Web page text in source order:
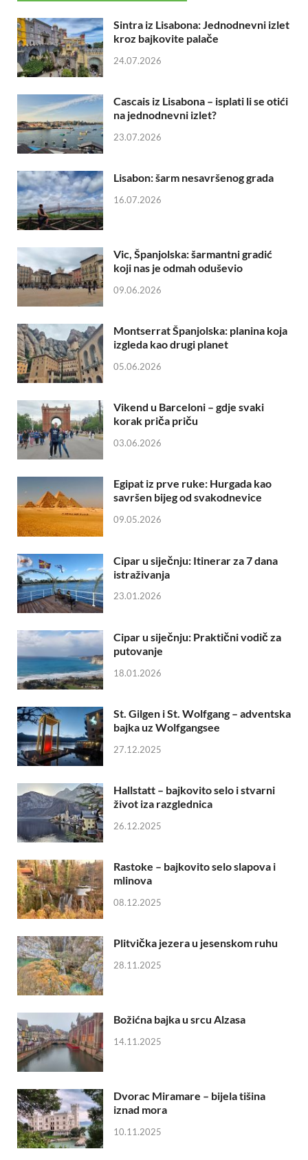
Sintra iz Lisabona: Jednodnevni izlet
kroz bajkovite palače
24.07.2026
Cascais iz Lisabona – isplati li se otići
na jednodnevni izlet?
23.07.2026
Lisabon: šarm nesavršenog grada
16.07.2026
Vic, Španjolska: šarmantni gradić
koji nas je odmah oduševio
09.06.2026
Montserrat Španjolska: planina koja
izgleda kao drugi planet
05.06.2026
Vikend u Barceloni – gdje svaki
korak priča priču
03.06.2026
Egipat iz prve ruke: Hurgada kao
savršen bijeg od svakodnevice
09.05.2026
Cipar u siječnju: Itinerar za 7 dana
istraživanja
23.01.2026
Cipar u siječnju: Praktični vodič za
putovanje
18.01.2026
St. Gilgen i St. Wolfgang – adventska
bajka uz Wolfgangsee
27.12.2025
Hallstatt – bajkovito selo i stvarni
život iza razglednica
26.12.2025
Rastoke – bajkovito selo slapova i
mlinova
08.12.2025
Plitvička jezera u jesenskom ruhu
28.11.2025
Božićna bajka u srcu Alzasa
14.11.2025
Dvorac Miramare – bijela tišina
iznad mora
10.11.2025